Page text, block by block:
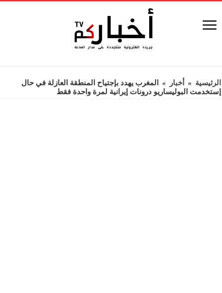
الرئيسية » أخبار »
المغرب يهدد بإجتياح المنطقة العازلة في حال
إستخدمت البوليساريو درونات إيرانية لمرة واحدة فقط